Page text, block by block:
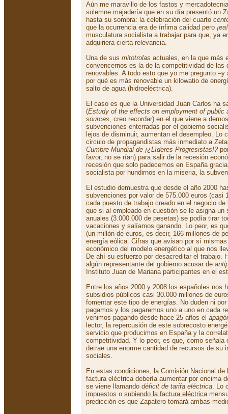
Aún me maravillo de los fastos y
solemne majadería que en su día presentó un
hasta su sombra: la celebración del cuarto
que la ocurrencia era de ínfima calidad pero ¡ea!
musculatura socialista a trabajar para que, ya
adquiriera cierta relevancia.
Una de sus mitotrolas actuales, en la que más
convencernos es la de la competitividad de las
renovables. A todo esto que yo me pregunto
por qué es más renovable un kilowatio de
salto de agua (hidroeléctrica).
El caso es que la Universidad Juan Carlos ha
(Estudy of the effects on employment of public
sources, creo recordar) en el que viene a
subvenciones enterradas por el gobierno
lejos de disminuir, aumentan el desempleo. Lo
circulo de propagandistas más inmediato a
Cumbre Mundial de ¡¿Líderes Progresistas!?
favor, no se rían) para salir de la recesión
recesión que solo padecemos en España
socialista por hundirnos en la miseria, la
El estudio demuestra que desde el año 2000
subvenciones por valor de 575.000 euros (casi
cada puesto de trabajo creado en el negocio
que si al empleado en cuestión se le asigna un
anuales (3.000.000 de pesetas) se podía tirar
vacaciones y salíamos ganando. Lo peor, es
(un millón de euros, es decir, 166 millones de
energía eólica. Cifras que avisan por sí
económico del modelo energético al que nos
De ahí su esfuerzo por desacreditar el trabajo.
algún representante del gobierno acusar de
Instituto Juan de Mariana participantes en el
Entre los años 2000 y 2008 los españoles nos
subsidios públicos casi 30.000 millones de
fomentar este tipo de energías. No duden ni
pagamos y los pagaremos uno a uno en cada
venimos pagando desde hace 25 años el
lector, la repercusión de este sobrecosto
servicio que producimos en España y la
competitividad. Y lo peor, es que, como señala
detrae una enorme cantidad de recursos de su
sociales.
En estas condiciones, la Comisión Nacional
factura eléctrica debería aumentar por encima
se viene llamando déficit de tarifa eléctrica. Lo
impuestos o subiendo la factura eléctrica
predicción es que Zapatero tomará ambas